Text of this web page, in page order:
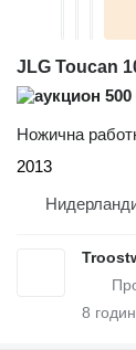
JLG Toucan
500
Ножична
2013
8